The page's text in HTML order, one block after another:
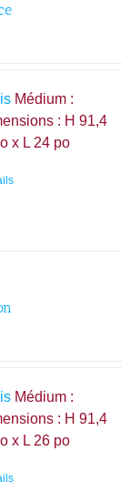
Médium :
: H 91,4
x L 24 po
Médium :
: H 91,4
x L 26 po